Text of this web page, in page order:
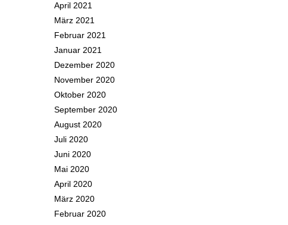
April 2021
März 2021
Februar 2021
Januar 2021
Dezember 2020
November 2020
Oktober 2020
September 2020
August 2020
Juli 2020
Juni 2020
Mai 2020
April 2020
März 2020
Februar 2020